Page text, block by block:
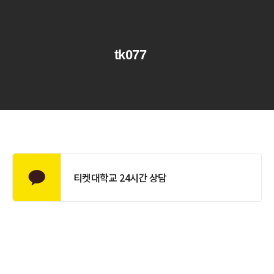
tk077
티켓대학교 24시간 상담